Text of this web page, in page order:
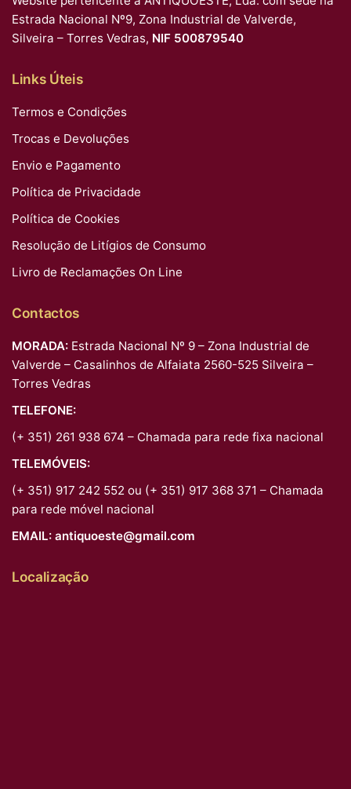
Estrada Nacional Nº9, Zona Industrial de Valverde,
Silveira – Torres Vedras, NIF 500879540
Links Úteis
Termos e Condições
Trocas e Devoluções
Envio e Pagamento
Política de Privacidade
Política de Cookies
Resolução de Litígios de Consumo
Livro de Reclamações On Line
Contactos
MORADA: Estrada Nacional Nº 9 – Zona Industrial de
Valverde – Casalinhos de Alfaiata 2560-525 Silveira –
Torres Vedras
TELEFONE:
(+ 351) 261 938 674 – Chamada para rede fixa nacional
TELEMÓVEIS:
(+ 351) 917 242 552 ou (+ 351) 917 368 371 – Chamada
para rede móvel nacional
EMAIL: antiquoeste@gmail.com
Localização